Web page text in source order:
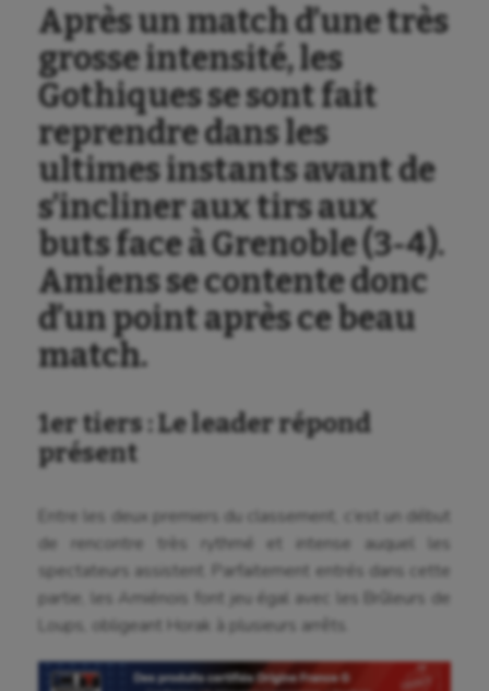
Après un match d’une très
grosse intensité, les
Gothiques se sont fait
reprendre dans les
ultimes instants avant de
s’incliner aux tirs aux
buts face à Grenoble (3-4).
Amiens se contente donc
d’un point après ce beau
match.
1er tiers : Le leader répond
présent
Entre les deux premiers du classement, c’est un début
de rencontre très rythmé et intense auquel les
spectateurs assistent. Parfaitement entrés dans cette
partie, les Amiénois font jeu égal avec les Brûleurs de
Loups, obligeant Horak à plusieurs arrêts.